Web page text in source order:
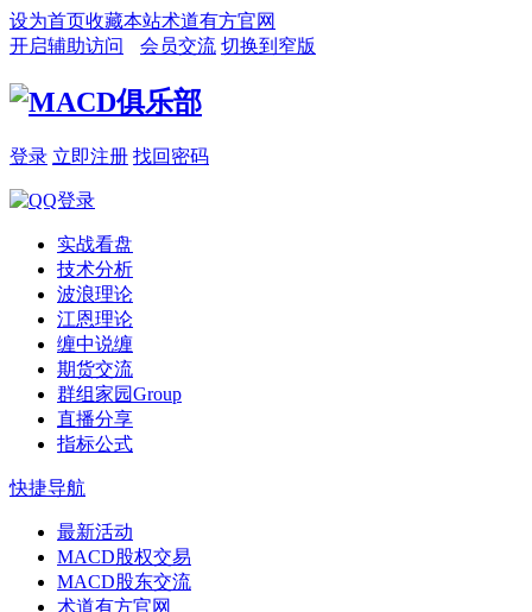
设为首页收藏本站术道有方官网
开启辅助访问
会员交流 切换到窄版
登录 立即注册 找回密码
实战看盘
技术分析
波浪理论
江恩理论
缠中说缠
期货交流
群组家园Group
直播分享
指标公式
快捷导航
最新活动
MACD股权交易
MACD股东交流
术道有方官网